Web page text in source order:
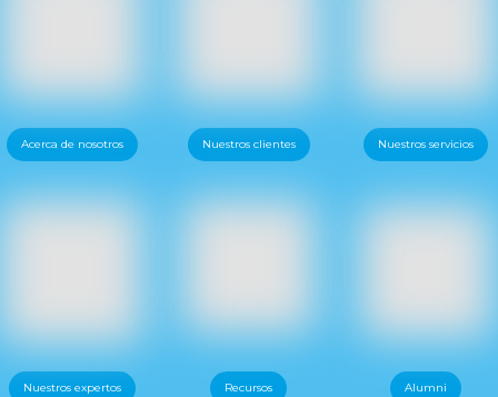
Acerca de nosotros Nuestros clientes Nuestros servicios
Nuestros expertos Recursos Alumni